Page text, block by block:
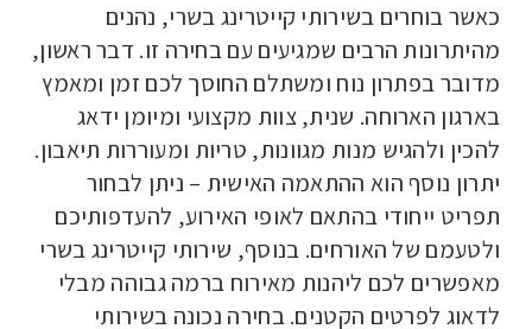
כאשר בוחרים בשירותי קייטרינג בשרי, נהנים
מהיתרונות הרבים שמגיעים עם בחירה זו. דבר ראשון,
מדובר בפתרון נוח ומשתלם החוסך לכם זמן ומאמץ
בארגון הארוחה. שנית, צוות מקצועי ומיומן ידאג
להכין ולהגיש מנות מגוונות, טריות ומעוררות תיאבון.
יתרון נוסף הוא ההתאמה האישית – ניתן לבחור
תפריט ייחודי בהתאם לאופי האירוע, להעדפותיכם
ולטעמם של האורחים. בנוסף, שירותי קייטרינג בשרי
מאפשרים לכם ליהנות מאירוח ברמה גבוהה מבלי
לדאוג לפרטים הקטנים. בחירה נכונה בשירותי